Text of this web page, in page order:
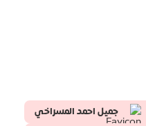
جميل احمد المسراخي